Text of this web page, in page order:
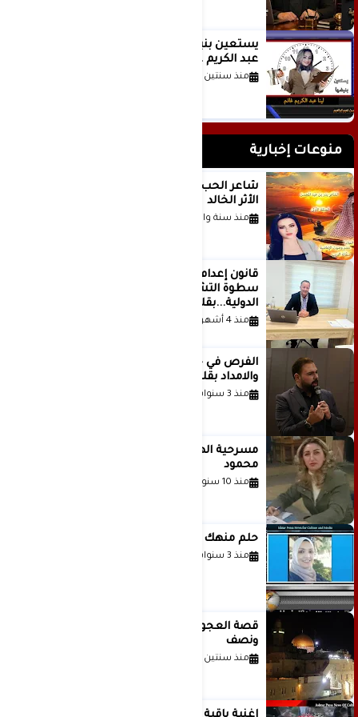
عبد الكريم غانم
منذ سنتين
منوعات إخبارية
الأثر الخالد
منذ سنة واحدة
قانون إعدام الأسرى الفلسطينيين: بين
سطوة التشريع وانهيار منظومة العدالة
الدولية...بقلم الدكتور وسيم وني
منذ 4 أشهر
والامداد بقلم د. عبادة دعدوش
منذ 3 سنوات
مسرحية الهمزة للمبدعة الاستاذة غادة
محمود
منذ 10 سنوات
حلم منهك للشاعرة رانيا فخري موسى
منذ 3 سنوات
قصة العجول الحمراء والانتظار عاما
ونصف
منذ سنتين